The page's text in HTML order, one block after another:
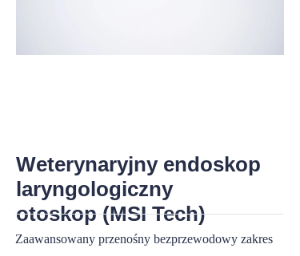
Weterynaryjny endoskop
laryngologiczny
otoskop (MSI Tech)
Zaawansowany przenośny bezprzewodowy zakres